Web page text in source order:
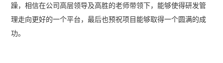
躁，相信在公司高层领导及高胜的老师带领下，能够使得研发管
理走向更好的一个平台，最后也预祝项目能够取得一个圆满的成
功。